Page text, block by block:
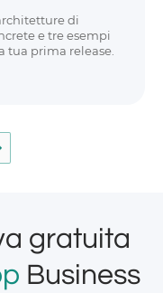
di
e tre esempi
tua prima release.
gratuita
Business